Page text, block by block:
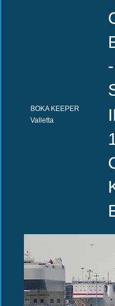
BOKA KEEPER
Valletta